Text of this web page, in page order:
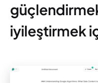
iyileştirmek